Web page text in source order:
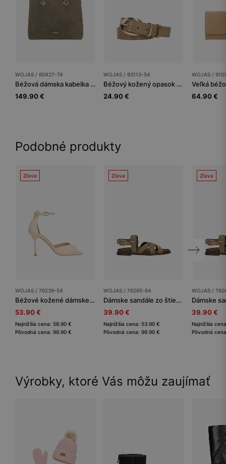
WOJAS / 80427-74
Béžová dámska kabelka z lícnej kože a velúrovej štiepenky
149.90 €
WOJAS / 93113-54
Béžový kožený opasok s oválnou prackou
24.90 €
WOJAS /
64.90 €
Podobné produkty
Zľava
WOJAS / 76239-54
Béžové kožené dámske sandále na vysokom opätku
53.90 €
Najnižšia cena: 58.90 €
Pôvodná cena: 99.90 €
Zľava
WOJAS / 76265-64
Dámske sandále zo štiepenky s ozdobnými prackami a nastaviteľnými remienkami
39.90 €
Najnižšia cena: 53.90 €
Pôvodná cena: 99.90 €
Zľava
WOJAS /
39.90 €
Najnižšia
Pôvodná
Výrobky, ktoré Vás môžu zaujímať